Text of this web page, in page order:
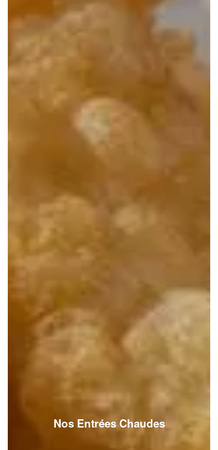
Nos Entrées Chaudes